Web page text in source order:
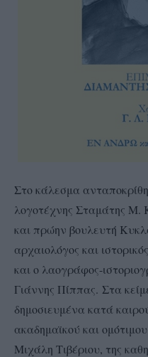
Στο κάλεσμα
λογοτέχνης Σταμάτης Μ.
και πρώην βουλευτή
αρχαιολόγος και
και ο λαογράφος-
Γιάννης Πίππας. Στα
δημοσιευμένα κατά
ακαδημαϊκού και
Μιχάλη Τιβέριου, της